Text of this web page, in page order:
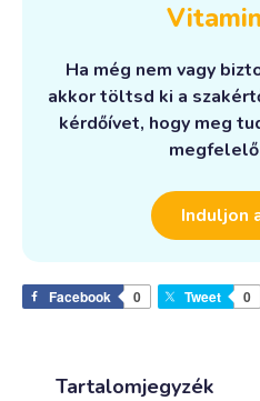
Ha még nem vagy
akkor töltsd ki a
kérdőívet, hogy meg
Induljon
Facebook 0 Tweet 0
Tartalomjegyzék